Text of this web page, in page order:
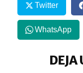
Twitter
WhatsApp
DEJA